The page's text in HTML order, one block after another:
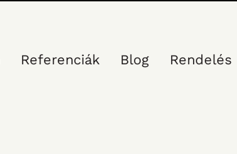
Referenciák Blog Rendelés